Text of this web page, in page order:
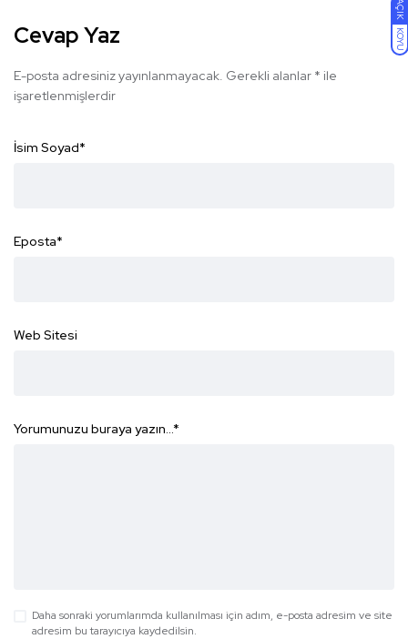
AÇIK
KOYU
Cevap Yaz
E-posta adresiniz yayınlanmayacak. Gerekli alanlar * ile
işaretlenmişlerdir
İsim Soyad*
Eposta*
Web Sitesi
Yorumunuzu buraya yazın...*
Daha sonraki yorumlarımda kullanılması için adım, e-posta adresim ve site
adresim bu tarayıcıya kaydedilsin.